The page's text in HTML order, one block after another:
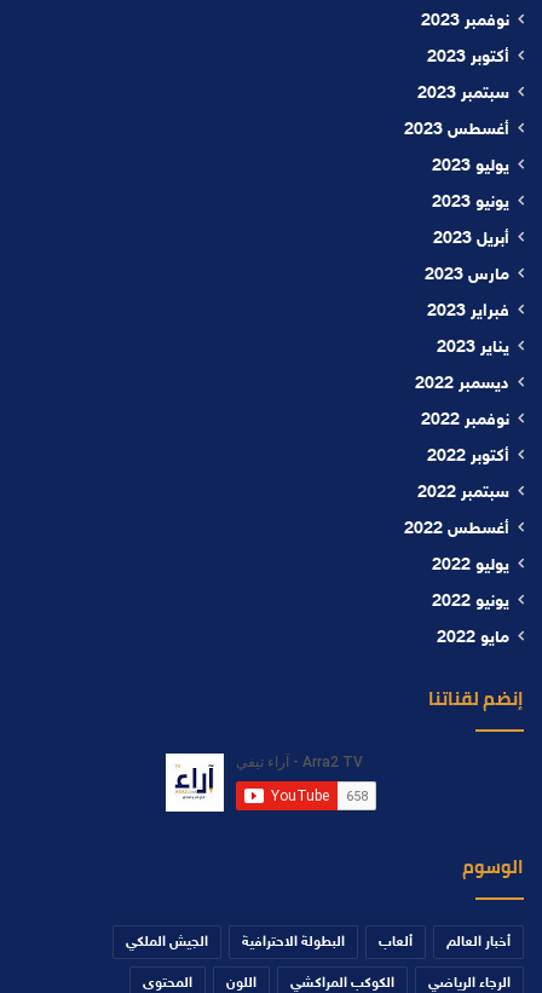
نوفمبر 2023
أكتوبر 2023
سبتمبر 2023
أغسطس 2023
يوليو 2023
يونيو 2023
أبريل 2023
مارس 2023
فبراير 2023
يناير 2023
ديسمبر 2022
نوفمبر 2022
أكتوبر 2022
سبتمبر 2022
أغسطس 2022
يوليو 2022
يونيو 2022
مايو 2022
إنضم لقناتنا
الوسوم
أخبار العالم ألعاب البطولة الاحترافية الجيش الملكي
الرجاء الرياضي الكوكب المراكشي اللون المحتوى